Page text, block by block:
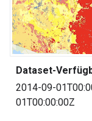
Dataset-
2014-09-
01T00:00:00Z